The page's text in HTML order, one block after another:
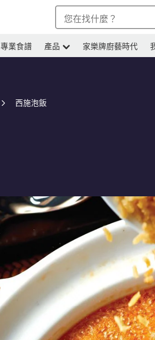
您在找什麼？
專業食譜 產品 家樂牌廚藝時代
西施泡飯